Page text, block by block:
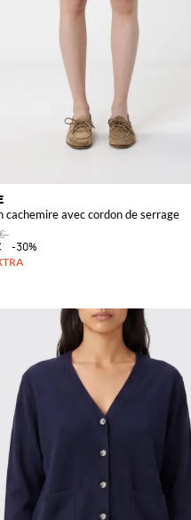
cachemire avec cordon de serrage
-30%